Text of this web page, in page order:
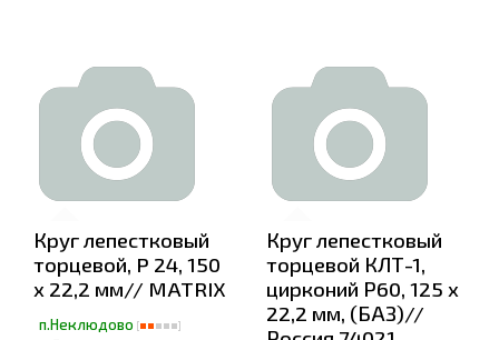
Круг лепестковый
торцевой, P 24, 150
х 22,2 мм// MATRIX
п.Неклюдово
Круг лепестковый
торцевой КЛТ-1,
цирконий Р60, 125 х
22,2 мм, (БАЗ)//